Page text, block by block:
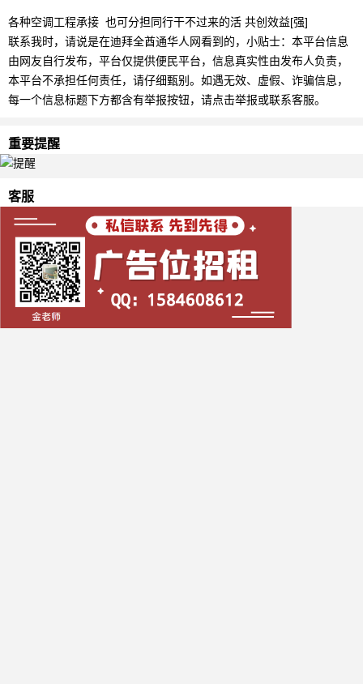
各种空调工程承接 也可分担同行干不过来的活 共创效益[强]
联系我时，请说是在迪拜全酋通华人网看到的，小贴士：本平台信息
由网友自行发布，平台仅提供便民平台，信息真实性由发布人负责，
本平台不承担任何责任，请仔细甄别。如遇无效、虚假、诈骗信息，
每一个信息标题下方都含有举报按钮，请点击举报或联系客服。
重要提醒
客服